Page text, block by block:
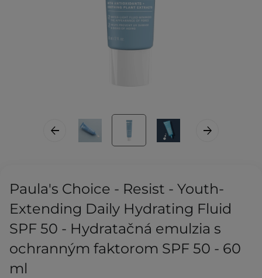
Paula's Choice - Resist - Youth-
Extending Daily Hydrating Fluid
SPF 50 - Hydratačná emulzia s
ochranným faktorom SPF 50 - 60
ml